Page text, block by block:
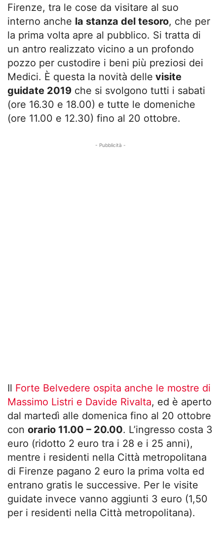
Firenze, tra le cose da visitare al suo
interno anche la stanza del tesoro, che per
la prima volta apre al pubblico. Si tratta di
un antro realizzato vicino a un profondo
pozzo per custodire i beni più preziosi dei
Medici. È questa la novità delle visite
guidate 2019 che si svolgono tutti i sabati
(ore 16.30 e 18.00) e tutte le domeniche
(ore 11.00 e 12.30) fino al 20 ottobre.
- Pubblicità -
Il Forte Belvedere ospita anche le mostre di
Massimo Listri e Davide Rivalta, ed è aperto
dal martedì alle domenica fino al 20 ottobre
con orario 11.00 – 20.00. L’ingresso costa 3
euro (ridotto 2 euro tra i 28 e i 25 anni),
mentre i residenti nella Città metropolitana
di Firenze pagano 2 euro la prima volta ed
entrano gratis le successive. Per le visite
guidate invece vanno aggiunti 3 euro (1,50
per i residenti nella Città metropolitana).